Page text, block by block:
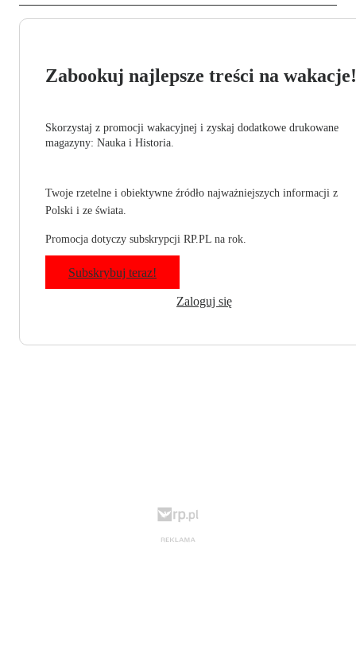
Zabookuj najlepsze treści na wakacje!
Skorzystaj z promocji wakacyjnej i zyskaj dodatkowe drukowane
magazyny: Nauka i Historia.
Twoje rzetelne i obiektywne źródło najważniejszych informacji z
Polski i ze świata.
Promocja dotyczy subskrypcji RP.PL na rok.
Subskrybuj teraz!
Zaloguj się